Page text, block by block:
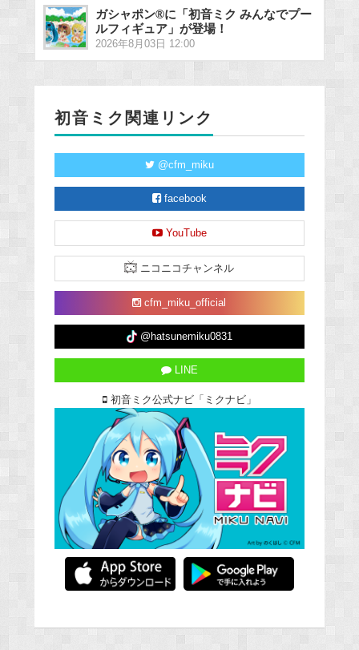
ガシャポン®に「初音ミク みんなでプー
ルフィギュア」が登場！
2026年8月03日 12:00
初音ミク関連リンク
@cfm_miku
facebook
YouTube
ニコニコチャンネル
cfm_miku_official
@hatsunemiku0831
LINE
初音ミク公式ナビ「ミクナビ」